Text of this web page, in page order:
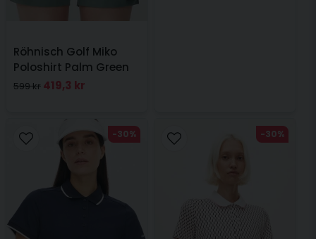
Röhnisch Golf Miko
Poloshirt Palm Green
599 kr 419,3 kr
-30% -30%